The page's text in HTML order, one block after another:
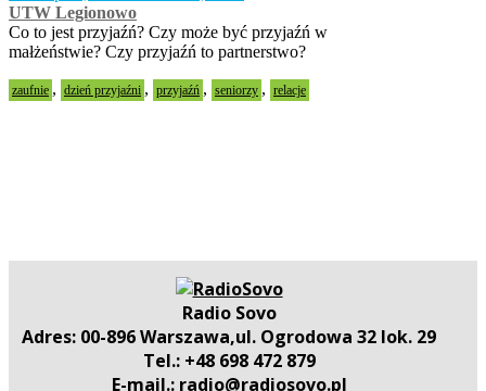
UTW Legionowo
Co to jest przyjaźń? Czy może być przyjaźń w
małżeństwie? Czy przyjaźń to partnerstwo?
zaufnie , dzień przyjaźni , przyjaźń , seniorzy , relacje
Radio Sovo
Adres: 00-896 Warszawa,ul. Ogrodowa 32 lok. 29
Tel.: +48 698 472 879
E-mail.: radio@radiosovo.pl